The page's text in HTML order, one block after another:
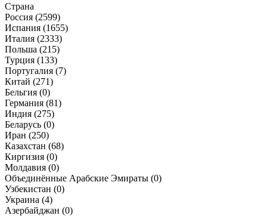
Страна
Россия (2599)
Испания (1655)
Италия (2333)
Польша (215)
Турция (133)
Португалия (7)
Китай (271)
Бельгия (0)
Германия (81)
Индия (275)
Беларусь (0)
Иран (250)
Казахстан (68)
Киргизия (0)
Молдавия (0)
Объединённые Арабские Эмираты (0)
Узбекистан (0)
Украина (4)
Азербайджан (0)